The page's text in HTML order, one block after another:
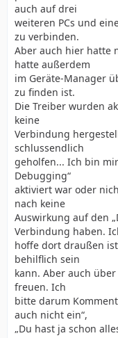
auch auf drei
weiteren PCs und
zu verbinden.
Aber auch hier hatte
hatte außerdem
im Geräte-Manager
zu finden ist.
Die Treiber wurden
keine
Verbindung
schlussendlich
geholfen... Ich bin
Debugging“
aktiviert war oder
nach keine
Auswirkung auf den
Verbindung haben.
hoffe dort draußen
behilflich sein
kann. Aber auch
freuen. Ich
bitte darum
auch nicht ein“,
„Du hast ja schon